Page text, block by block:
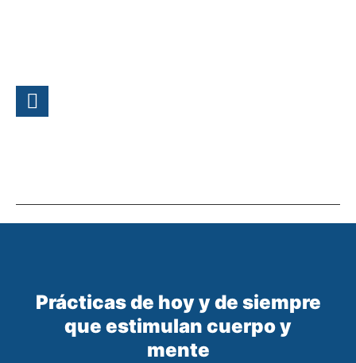
Prácticas de hoy y de siempre
que estimulan cuerpo y
mente